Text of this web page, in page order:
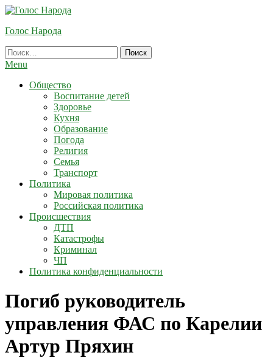
Skip
Content
Голос Народа
Найти:
Menu
Общество
Воспитание детей
Здоровье
Кухня
Образование
Погода
Религия
Семья
Транспорт
Политика
Мировая политика
Российская политика
Происшествия
ДТП
Катастрофы
Криминал
ЧП
Политика конфиденциальности
Погиб руководитель
управления ФАС по Карелии
Артур Пряхин